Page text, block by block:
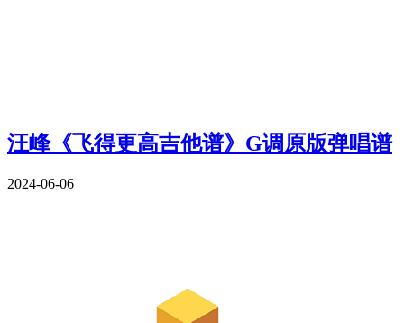
汪峰《飞得更高吉他谱》G调原版弹唱谱
2024-06-06